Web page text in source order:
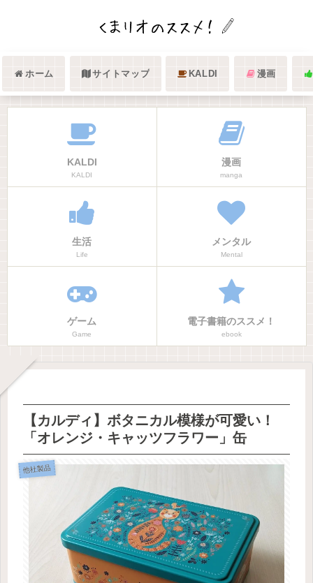
ホーム サイトマップ KALDI 漫画
KALDI
KALDI
漫画
manga
生活
Life
メンタル
Mental
ゲーム
Game
電子書籍のススメ！
ebook
【カルディ】ボタニカル模様が可愛い！
「オレンジ・キャッツフラワー」缶
他社製品